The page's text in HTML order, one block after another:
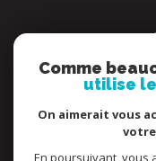
Comme
utilise
On aimerait vous
En poursuivant, vous